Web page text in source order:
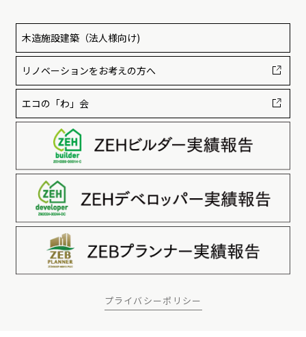
プライバシーポリシー
木造施設建築 （法人様向け)
リノベーションをお考えの方へ
エコの「わ」会